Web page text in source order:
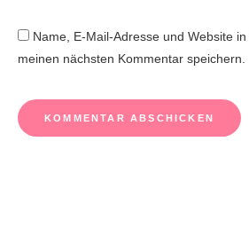
Name, E-Mail-Adresse und Website
meinen nächsten Kommentar speichern.